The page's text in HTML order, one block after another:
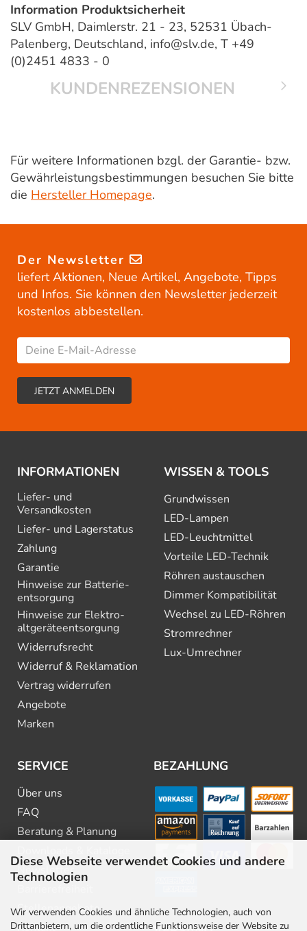
Diese Webseite verwendet Cookies und andere
Technologien
Wir verwenden Cookies und ähnliche Technologien, auch von
Drittanbietern, um die ordentliche Funktionsweise der Website zu
Information Produktsicherheit
SLV GmbH, Daimlerstr. 21 - 23, 52531 Übach-
Palenberg, Deutschland, info@slv.de, T +49
(0)2451 4833 - 0
KUNDENREZENSIONEN
Für weitere Informationen bzgl. der Garantie- bzw.
Gewährleistungsbestimmungen besuchen Sie bitte
die Hersteller Homepage.
Der Newsletter
liefert Aktionen, Neue Artikel, Angebote, Tipps
und Infos. Sie können den Newsletter jederzeit
kostenlos abbestellen.
INFORMATIONEN
Liefer- und
Versandkosten
Liefer- und Lagerstatus
Zahlung
Garantie
Hinweise zur Batterie­
entsorgung
Hinweise zur Elektro­
altgeräte­entsorgung
Widerrufsrecht
Widerruf & Reklamation
Vertrag widerrufen
Angebote
Marken
WISSEN & TOOLS
Grundwissen
LED-Lampen
LED-Leuchtmittel
Vorteile LED-Technik
Röhren austauschen
Dimmer Kompatibilität
Wechsel zu LED-Röhren
Stromrechner
Lux-Umrechner
SERVICE
Über uns
FAQ
Beratung & Planung
Newsletter
Stellenangebote
Kontakt
BEZAHLUNG